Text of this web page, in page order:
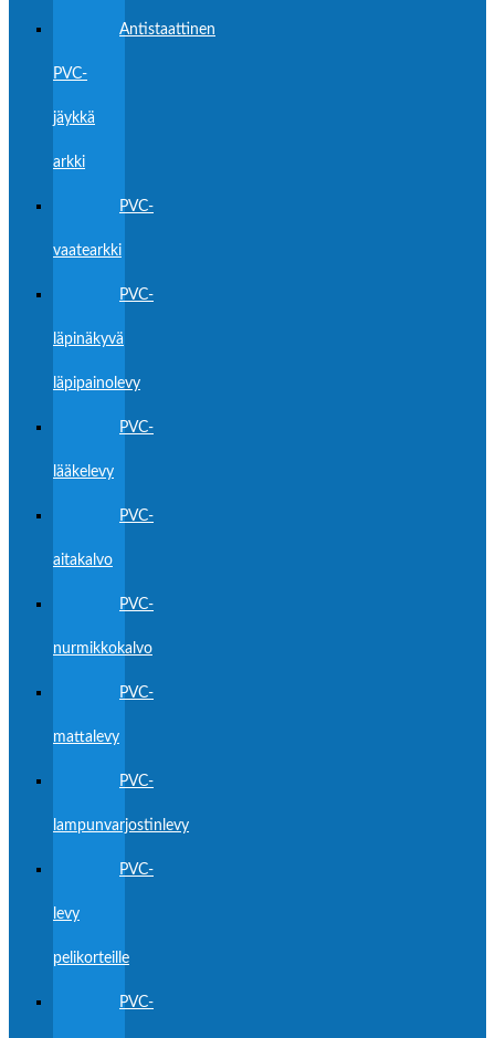
Antistaattinen
PVC-
jäykkä
arkki
PVC-
vaatearkki
PVC-
läpinäkyvä
läpipainolevy
PVC-
lääkelevy
PVC-
aitakalvo
PVC-
nurmikkokalvo
PVC-
mattalevy
PVC-
lampunvarjostinlevy
PVC-
levy
pelikorteille
PVC-